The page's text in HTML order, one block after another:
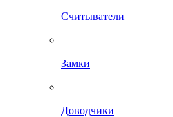
Считыватели
Замки
Доводчики